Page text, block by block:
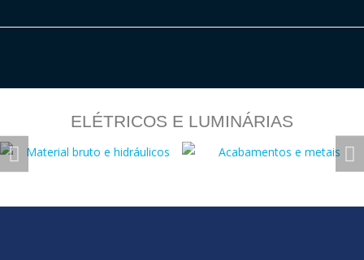
ELÉTRICOS E LUMINÁRIAS